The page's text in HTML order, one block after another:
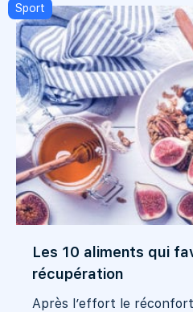
Sport
Les 10 aliments qui
récupération
Après l’effort le